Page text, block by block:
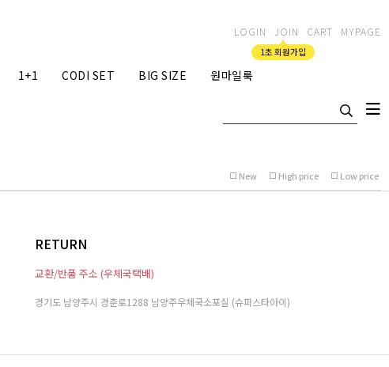
LOGIN JOIN
1초 회원가입
CART MYPAGE
1+1 CODI SET BIG SIZE 원마일룩
New High price Low price
RETURN
교환/반품 주소 (우체국택배)
경기도 남양주시 경춘로1288 남양주우체국소포실 (슈퍼스타아이)